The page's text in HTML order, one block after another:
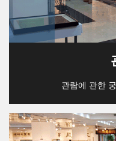
관람에 관한